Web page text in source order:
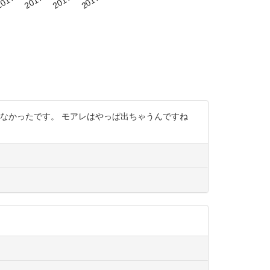
かったです。 モアレはやっぱ出ちゃうんですね